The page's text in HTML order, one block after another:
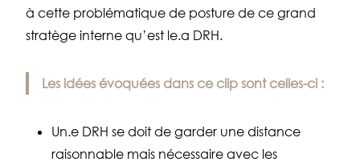
à cette problématique de posture de ce grand
stratège interne qu’est le.a DRH.
Les idées évoquées dans ce clip sont celles-ci :
Un.e DRH se doit de garder une distance
raisonnable mais nécessaire avec les